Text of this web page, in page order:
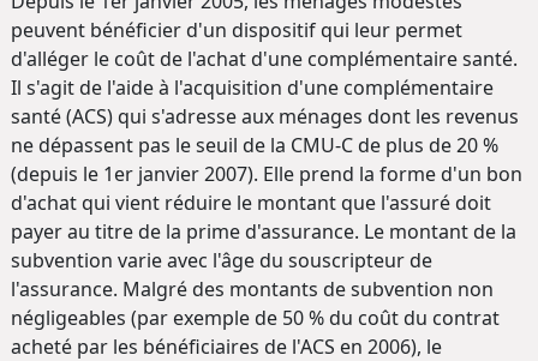
peuvent bénéficier d'un dispositif qui leur permet
d'alléger le coût de l'achat d'une complémentaire santé.
Il s'agit de l'aide à l'acquisition d'une complémentaire
santé (ACS) qui s'adresse aux ménages dont les revenus
ne dépassent pas le seuil de la CMU-C de plus de 20 %
(depuis le 1er janvier 2007). Elle prend la forme d'un bon
d'achat qui vient réduire le montant que l'assuré doit
payer au titre de la prime d'assurance. Le montant de la
subvention varie avec l'âge du souscripteur de
l'assurance. Malgré des montants de subvention non
négligeables (par exemple de 50 % du coût du contrat
acheté par les bénéficiaires de l'ACS en 2006), le